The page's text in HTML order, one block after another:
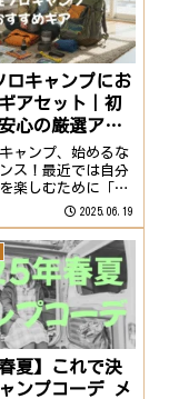
ロキャンプにお
アセット｜初
心の厳選アイ
ャンプ、始めるな
ス！最近では自分
楽しむために「ソ
を始める女性が増
？」「女性ひとり
」と不安に感じる
はないでしょう
事では初...
2025.06.19
春夏】これで決
ンプコーデ メ